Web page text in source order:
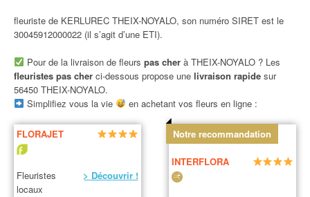
fleuriste de KERLUREC THEIX-NOYALO, son numéro SIRET est le
30045912000022 (il s’agit d’une ETI).
Pour de la livraison de fleurs pas cherà THEIX-NOYALO ? Les
fleuristes pas cher ci-dessous propose une livraison rapide sur
56450 THEIX-NOYALO.
Simplifiez vous la vie
en achetant vos fleurs en ligne :
FLORAJET
Fleuristes
locaux
> Découvrir !
Notre recommandation
INTERFLORA